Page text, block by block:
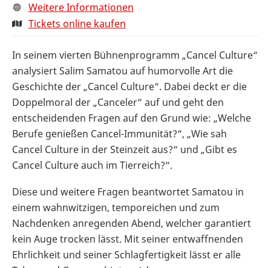
Weitere Informationen
Tickets online kaufen
In seinem vierten Bühnenprogramm „Cancel Culture“
analysiert Salim Samatou auf humorvolle Art die
Geschichte der „Cancel Culture“. Dabei deckt er die
Doppelmoral der „Canceler“ auf und geht den
entscheidenden Fragen auf den Grund wie: „Welche
Berufe genießen Cancel-Immunität?“, „Wie sah
Cancel Culture in der Steinzeit aus?“ und „Gibt es
Cancel Culture auch im Tierreich?“.
Diese und weitere Fragen beantwortet Samatou in
einem wahnwitzigen, temporeichen und zum
Nachdenken anregenden Abend, welcher garantiert
kein Auge trocken lässt. Mit seiner entwaffnenden
Ehrlichkeit und seiner Schlagfertigkeit lässt er alle